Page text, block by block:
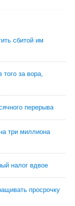
сбитой им
за вора,
перерыва
три миллиона
налог вдвое
просрочку